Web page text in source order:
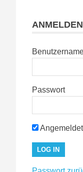
ANMELDEN
Passwort